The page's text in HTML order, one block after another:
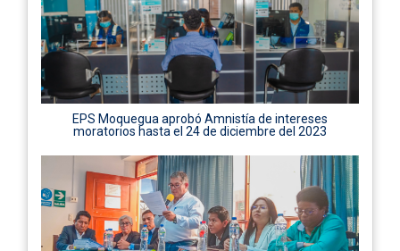
EPS Moquegua aprobó Amnistía de intereses
moratorios hasta el 24 de diciembre del 2023